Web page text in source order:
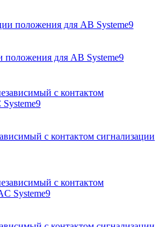
положения для АВ Systeme9
с контактом сигнализации